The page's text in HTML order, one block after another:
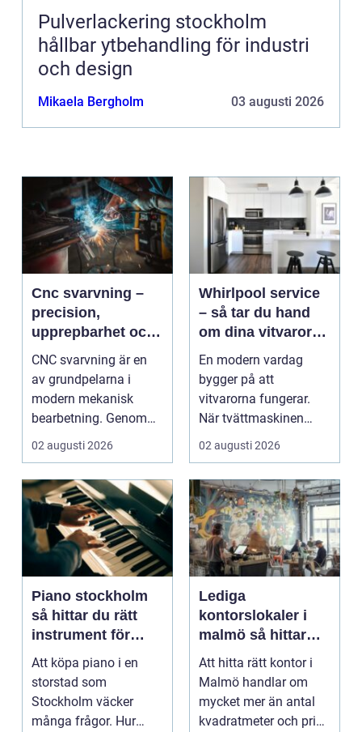
Pulverlackering stockholm
hållbar ytbehandling för industri
och design
Mikaela Bergholm 03 augusti 2026
Cnc svarvning –
precision,
upprepbarhet och
smart produktion
CNC svarvning är en
av grundpelarna i
modern mekanisk
bearbetning. Genom
att kombinera
traditio...
02 augusti 2026
Whirlpool service
– så tar du hand
om dina vitvaror
på rätt sätt
En modern vardag
bygger på att
vitvarorna fungerar.
När tvättmaskinen
stannar, diskm...
02 augusti 2026
Piano stockholm
så hittar du rätt
instrument för
hem och scen
Att köpa piano i en
storstad som
Stockholm väcker
många frågor. Hur
Lediga
kontorslokaler i
malmö så hittar
företag rätt läge
och rätt lokal
Att hitta rätt kontor i
Malmö handlar om
mycket mer än antal
kvadratmeter och pris